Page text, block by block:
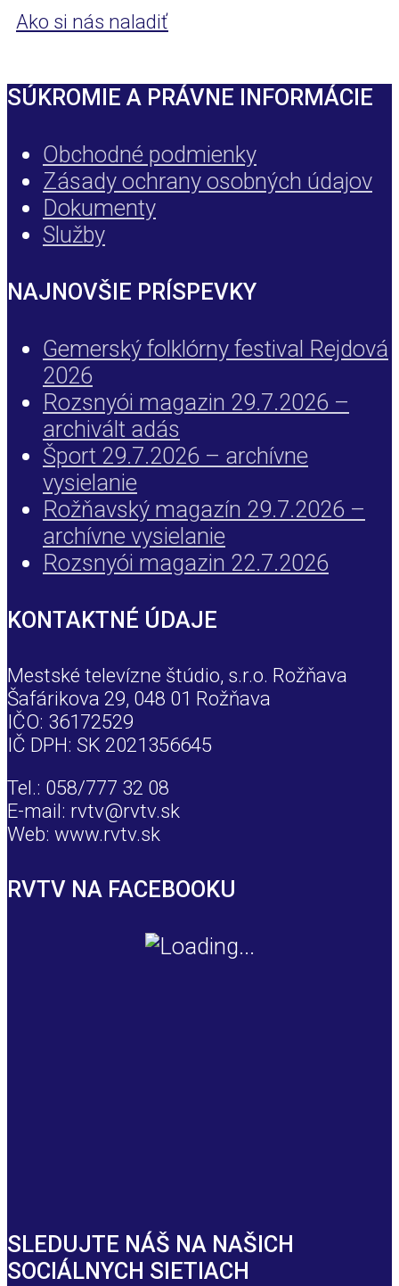
Ako si nás naladiť
SÚKROMIE A PRÁVNE INFORMÁCIE
Obchodné podmienky
Zásady ochrany osobných údajov
Dokumenty
Služby
NAJNOVŠIE PRÍSPEVKY
Gemerský folklórny festival Rejdová
2026
Rozsnyói magazin 29.7.2026 –
archivált adás
Šport 29.7.2026 – archívne
vysielanie
Rožňavský magazín 29.7.2026 –
archívne vysielanie
Rozsnyói magazin 22.7.2026
KONTAKTNÉ ÚDAJE
Mestské televízne štúdio, s.r.o. Rožňava
Šafárikova 29, 048 01 Rožňava
IČO: 36172529
IČ DPH: SK 2021356645
Tel.: 058/777 32 08
E-mail: rvtv@rvtv.sk
Web: www.rvtv.sk
RVTV NA FACEBOOKU
SLEDUJTE NÁŠ NA NAŠICH
SOCIÁLNYCH SIETIACH